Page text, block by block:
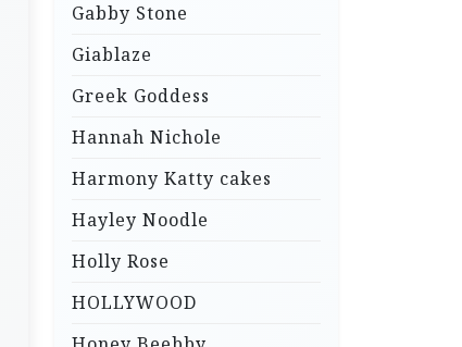
Gabby Stone
Giablaze
Greek Goddess
Hannah Nichole
Harmony Katty cakes
Hayley Noodle
Holly Rose
HOLLYWOOD